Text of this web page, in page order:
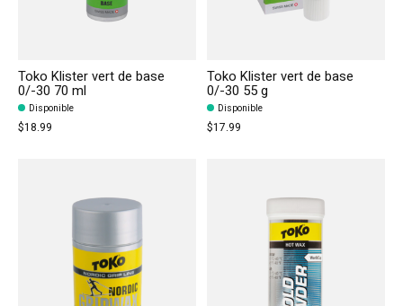
Toko Klister vert de base
0/-30 70 ml
Disponible
$18.99
Toko Klister vert de base
0/-30 55 g
Disponible
$17.99